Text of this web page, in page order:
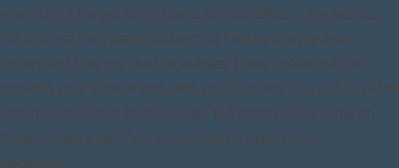
essential for the working of basic functionalities of the website.
We also use third-party cookies that help us analyze and
understand how you use this website. These cookies will be
stored in your browser only with your consent. You also have the
option to opt-out of these cookies. But opting out of some of
these cookies may affect your browsing experience.